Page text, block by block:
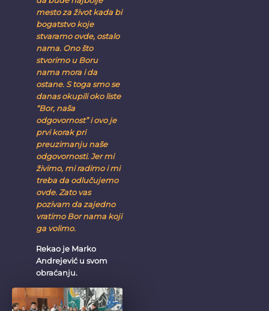
mesto za život kada bi
bogatstvo koje
stvaramo ovde, ostalo
nama. Ono što
stvorimo u Boru
nama mora i da
ostane. S toga smo se
danas okupili oko liste
“Bor, naša
odgovornost” i ovo je
prvi korak pri
preuzimanju naše
odgovornosti. Jer mi
živimo, mi radimo i mi
treba da odlučujemo
ovde. Zato vas
pozivam da zajedno
vratimo Bor nama koji
ga volimo.
Rekao je Marko
Andrejević u svom
obraćanju.